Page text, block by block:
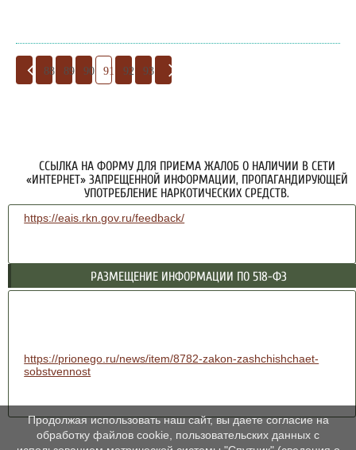
88 89 90 91 92 93
ССЫЛКА НА ФОРМУ ДЛЯ ПРИЕМА ЖАЛОБ О НАЛИЧИИ В СЕТИ
«ИНТЕРНЕТ» ЗАПРЕЩЕННОЙ ИНФОРМАЦИИ, ПРОПАГАНДИРУЮЩЕЙ
УПОТРЕБЛЕНИЕ НАРКОТИЧЕСКИХ СРЕДСТВ.
https://eais.rkn.gov.ru/feedback/
РАЗМЕЩЕНИЕ ИНФОРМАЦИИ ПО 518-ФЗ
https://prionego.ru/news/item/8782-zakon-zashchishchaet-
sobstvennost
Продолжая использовать наш сайт, вы даете согласие на
обработку файлов cookie, пользовательских данных с